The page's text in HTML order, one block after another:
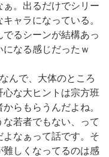
。出るだけでシリー
ャラになっている。
るシーンが結構あっ
になる感じだったｗ
んで、大体のところ
な大ヒントは宗方班
らもらうんだよね。
若者でもない、って
なぁって話です。そ
しくなってるのは感